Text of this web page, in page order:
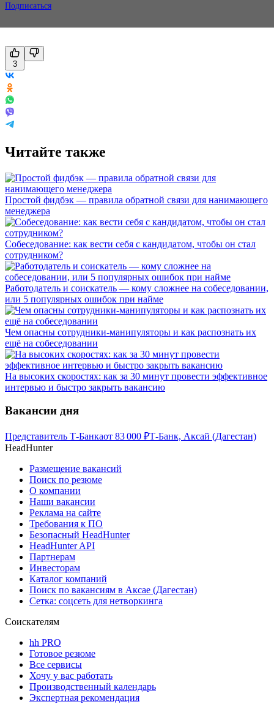
Подписаться
3
Читайте также
Простой фидбэк — правила обратной связи для нанимающего
менеджера
Собеседование: как вести себя с кандидатом, чтобы он стал
сотрудником?
Работодатель и соискатель — кому сложнее на собеседовании,
или 5 популярных ошибок при найме
Чем опасны сотрудники-манипуляторы и как распознать их
ещё на собеседовании
На высоких скоростях: как за 30 минут провести эффективное
интервью и быстро закрыть вакансию
Вакансии дня
Представитель Т-Банкаот 83 000 ₽Т-Банк, Аксай (Дагестан)
HeadHunter
Размещение вакансий
Поиск по резюме
О компании
Наши вакансии
Реклама на сайте
Требования к ПО
Безопасный HeadHunter
HeadHunter API
Партнерам
Инвесторам
Каталог компаний
Поиск по вакансиям в Аксае (Дагестан)
Сетка: соцсеть для нетворкинга
Соискателям
hh PRO
Готовое резюме
Все сервисы
Хочу у вас работать
Производственный календарь
Экспертная рекомендация